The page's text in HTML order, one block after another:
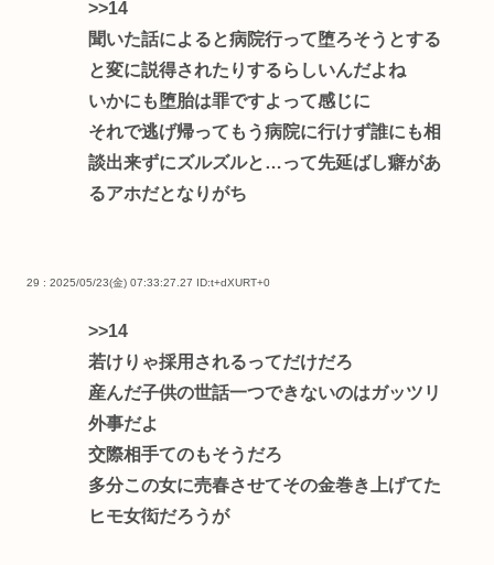
>>14
聞いた話によると病院行って堕ろそうとする
と変に説得されたりするらしいんだよね
いかにも堕胎は罪ですよって感じに
それで逃げ帰ってもう病院に行けず誰にも相
談出来ずにズルズルと…って先延ばし癖があ
るアホだとなりがち
29 : 2025/05/23(金) 07:33:27.27 ID:t+dXURT+0
>>14
若けりゃ採用されるってだけだろ
産んだ子供の世話一つできないのはガッツリ
外事だよ
交際相手てのもそうだろ
多分この女に売春させてその金巻き上げてた
ヒモ女衒だろうが